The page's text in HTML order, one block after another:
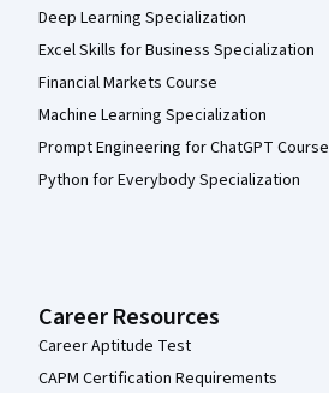
Deep Learning Specialization
Excel Skills for Business Specialization
Financial Markets Course
Machine Learning Specialization
Prompt Engineering for ChatGPT Course
Python for Everybody Specialization
Career Resources
Career Aptitude Test
CAPM Certification Requirements